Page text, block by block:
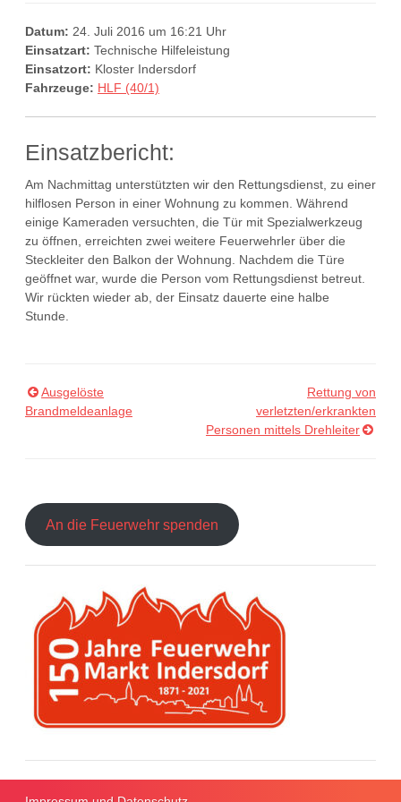
Datum: 24. Juli 2016 um 16:21 Uhr
Einsatzart: Technische Hilfeleistung
Einsatzort: Kloster Indersdorf
Fahrzeuge: HLF (40/1)
Einsatzbericht:
Am Nachmittag unterstützten wir den Rettungsdienst, zu einer
hilflosen Person in einer Wohnung zu kommen. Während
einige Kameraden versuchten, die Tür mit Spezialwerkzeug
zu öffnen, erreichten zwei weitere Feuerwehrler über die
Steckleiter den Balkon der Wohnung. Nachdem die Türe
geöffnet war, wurde die Person vom Rettungsdienst betreut.
Wir rückten wieder ab, der Einsatz dauerte eine halbe
Stunde.
Beitragsnavigation
Ausgelöste
Brandmeldeanlage
Rettung von
verletzten/erkrankten
Personen mittels Drehleiter
An die Feuerwehr spenden